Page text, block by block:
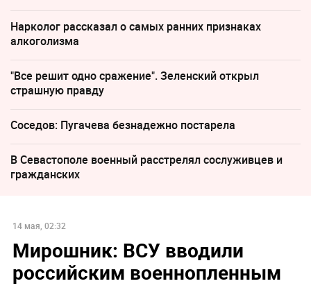
Нарколог рассказал о самых ранних признаках
алкоголизма
"Все решит одно сражение". Зеленский открыл
страшную правду
Соседов: Пугачева безнадежно постарела
В Севастополе военный расстрелял сослуживцев и
гражданских
14 мая, 02:32
Мирошник: ВСУ вводили
российским военнопленным